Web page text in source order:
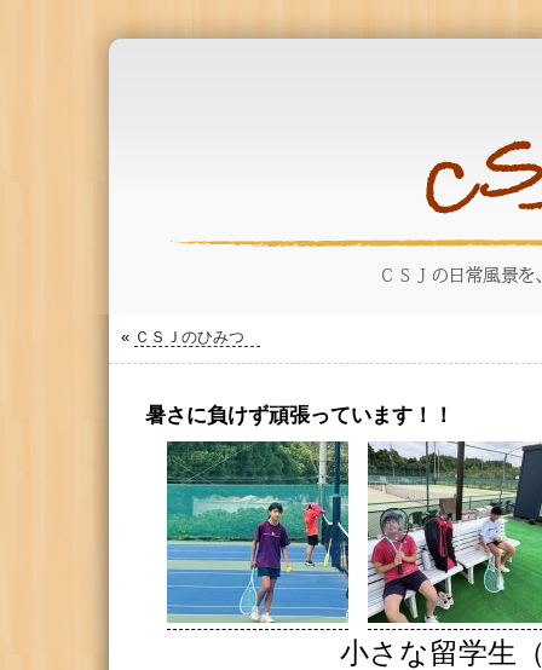
« ＣＳＪのひみつ
暑さに負けず頑張っています！！
小さな留学生